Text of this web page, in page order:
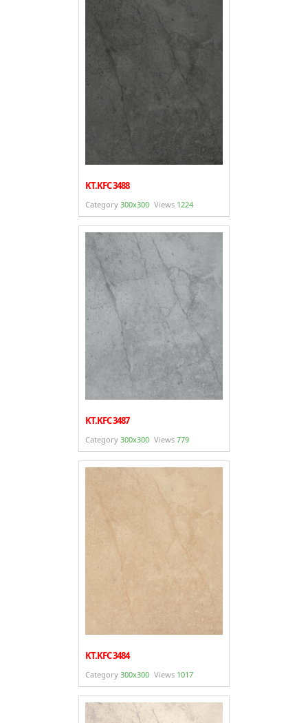
KT.KFC 3488
Category 300x300 Views 1224
KT.KFC 3487
Category 300x300 Views 779
KT.KFC 3484
Category 300x300 Views 1017